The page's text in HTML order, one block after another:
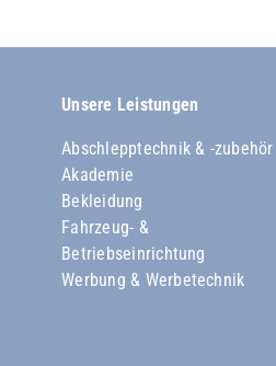
Unsere Leistungen
Abschlepptechnik & -zubehör
Akademie
Bekleidung
Fahrzeug- &
Betriebseinrichtung
Werbung & Werbetechnik